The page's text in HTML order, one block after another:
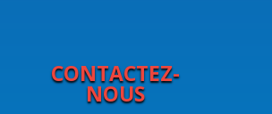
CONTACTEZ-
NOUS